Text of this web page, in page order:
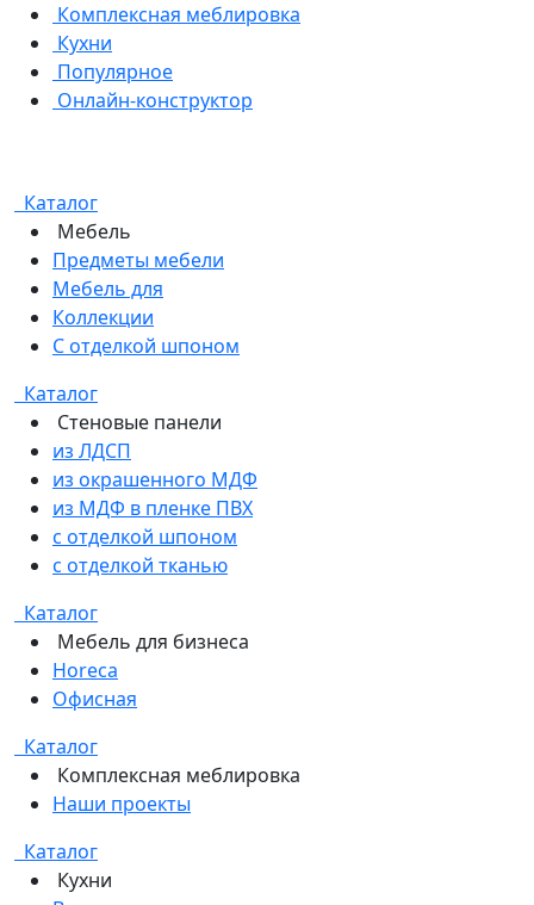
Комплексная меблировка
Кухни
Популярное
Онлайн-конструктор
Каталог
Мебель
Предметы мебели
Мебель для
Коллекции
С отделкой шпоном
Каталог
Стеновые панели
из ЛДСП
из окрашенного МДФ
из МДФ в пленке ПВХ
с отделкой шпоном
с отделкой тканью
Каталог
Мебель для бизнеса
Horeca
Офисная
Каталог
Комплексная меблировка
Наши проекты
Каталог
Кухни